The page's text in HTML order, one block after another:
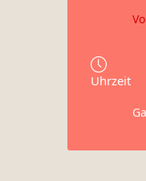
Uhrzeit